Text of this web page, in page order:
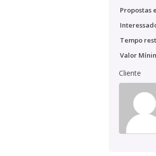
Propostas
Tempo
Valor
Cliente